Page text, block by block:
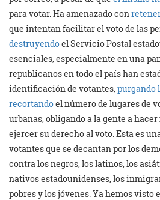
para votar. Ha amenazado con
que intentan facilitar el voto de las
destruyendoel Servicio Postal
esenciales, especialmente en una
republicanos en todo el país han
identificación de votantes,purgando
recortandoel número de lugares de
urbanas, obligando a la gente a
ejercer su derecho al voto. Esta es
votantes que se decantan por los
contra los negros, los latinos, los
nativos estadounidenses, los
pobres y los jóvenes. Ya hemos visto